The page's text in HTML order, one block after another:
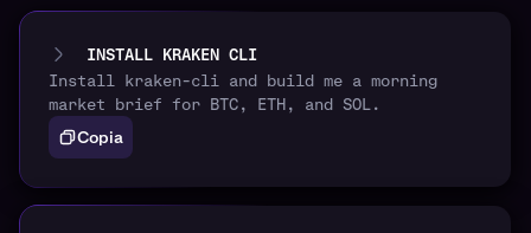
INSTALL KRAKEN CLI
Install kraken-cli and build me a morning
market brief for BTC, ETH, and SOL.
Copia